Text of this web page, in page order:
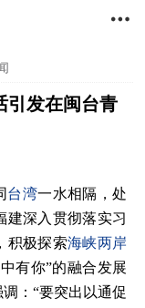

引发在闽台青
台湾一水相隔，处
建深入贯彻落实习
积极探索海峡两岸
有你”的融合发展
：“要突出以通促